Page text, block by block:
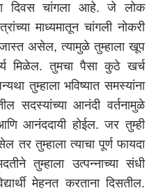
दिवस चांगला आहे. जे लोक
माध्यमातून चांगली नोकरी
जास्त असेल, त्यामुळे तुम्हाला खूप
मिळेल. तुमचा पैसा कुठे खर्च
तुम्हाला भविष्यात समस्यांना
सदस्यांच्या आनंदी वर्तनामुळे
आनंददायी होईल. जर तुम्ही
तुम्हाला त्याचा पूर्ण फायदा
तुम्हाला उत्पन्नाच्या संधी
मेहनत करताना दिसतील.